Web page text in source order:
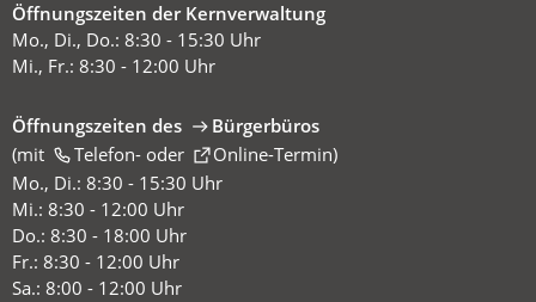
Öffnungszeiten der Kernverwaltung
Mo., Di., Do.: 8:30 - 15:30 Uhr
Mi., Fr.: 8:30 - 12:00 Uhr
Öffnungszeiten des
Bürgerbüros
(mit
Telefon-oder Online-Termin
(Öffnet
in
einem
neuen
Tab)
)
Mo., Di.: 8:30 - 15:30 Uhr
Mi.: 8:30 - 12:00 Uhr
Do.: 8:30 - 18:00 Uhr
Fr.: 8:30 - 12:00 Uhr
Sa.: 8:00 - 12:00 Uhr